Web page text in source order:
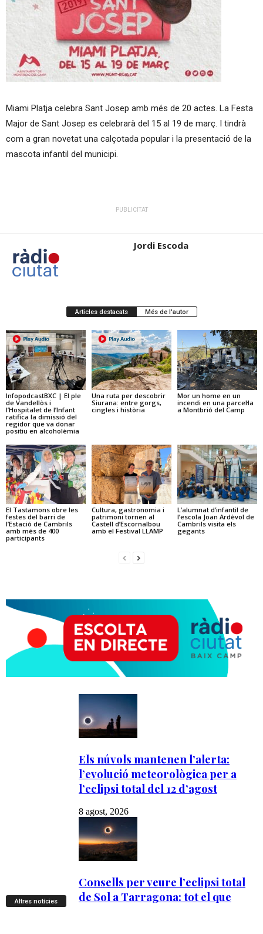
Miami Platja celebra Sant Josep amb més de 20 actes. La Festa
Major de Sant Josep es celebrarà del 15 al 19 de març. I tindrà
com a gran novetat una calçotada popular i la presentació de la
mascota infantil del municipi.
PUBLICITAT
Jordi Escoda
Articles destacats Més de l'autor
InfopodcastBXC | El ple
de Vandellòs i
l’Hospitalet de l’Infant
ratifica la dimissió del
regidor que va donar
positiu en alcoholèmia
Una ruta per descobrir
Siurana: entre gorgs,
cingles i història
Mor un home en un
incendi en una parcel·la
a Montbrió del Camp
El Tastamons obre les
festes del barri de
l’Estació de Cambrils
amb més de 400
participants
Cultura, gastronomia i
patrimoni tornen al
Castell d’Escornalbou
amb el Festival LLAMP
L’alumnat d’infantil de
l’escola Joan Ardèvol de
Cambrils visita els
gegants
Altres notícies